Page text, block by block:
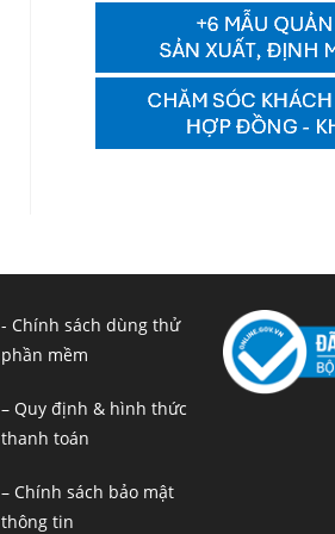
- Chính sách dùng thử
phần mềm
– Quy định & hình thức
thanh toán
– Chính sách bảo mật
thông tin